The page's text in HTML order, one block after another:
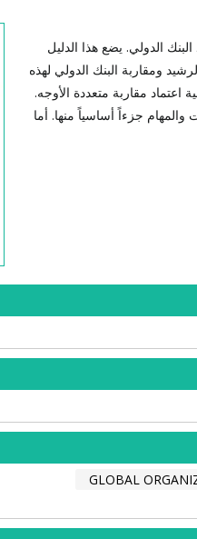
الدولي. يضع هذا الدليل
ومقاربة البنك الدولي لهذه
مقاربة متعددة الأوجه.
والمهام جزءاً أساسياً منها. أما
GLOBAL